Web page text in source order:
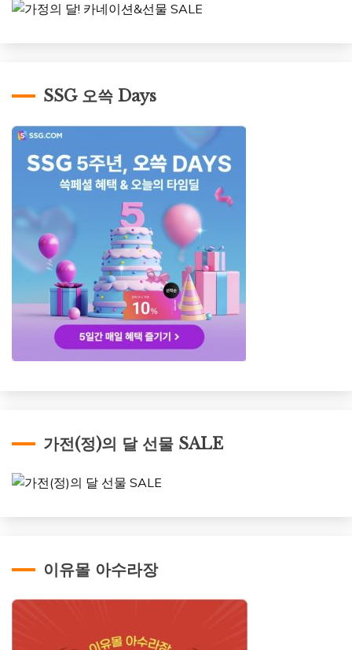
SSG 오쓱 Days
가전(정)의 달 선물 SALE
이유몰 아수라장